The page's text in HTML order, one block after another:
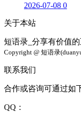
2026-07-08 0
关于本站
短语录_分享有价值
Copyright @ 短语录
联系我们
合作或咨询可通过如
QQ：